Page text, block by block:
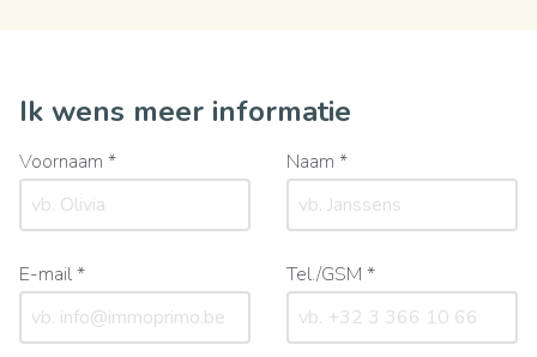
Ik wens meer informatie
Voornaam * Naam *
E-mail * Tel./GSM *